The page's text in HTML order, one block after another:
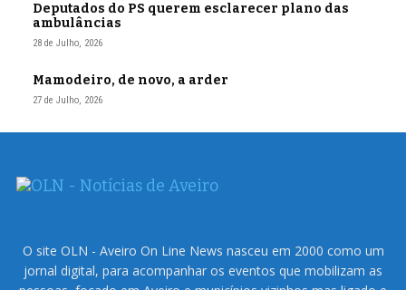
Deputados do PS querem esclarecer plano das
ambulâncias
28 de Julho, 2026
Mamodeiro, de novo, a arder
27 de Julho, 2026
O site OLN - Aveiro On Line News nasceu em 2000 como um
jornal digital, para acompanhar os eventos que mobilizam as